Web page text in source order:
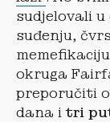
sudjelovali
suđenju,
okruga
preporučiti
dana itri